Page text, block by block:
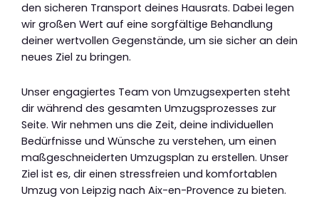
den sicheren Transport deines Hausrats. Dabei legen
wir großen Wert auf eine sorgfältige Behandlung
deiner wertvollen Gegenstände, um sie sicher an dein
neues Ziel zu bringen.
Unser engagiertes Team von Umzugsexperten steht
dir während des gesamten Umzugsprozesses zur
Seite. Wir nehmen uns die Zeit, deine individuellen
Bedürfnisse und Wünsche zu verstehen, um einen
maßgeschneiderten Umzugsplan zu erstellen. Unser
Ziel ist es, dir einen stressfreien und komfortablen
Umzug von Leipzig nach Aix-en-Provence zu bieten.